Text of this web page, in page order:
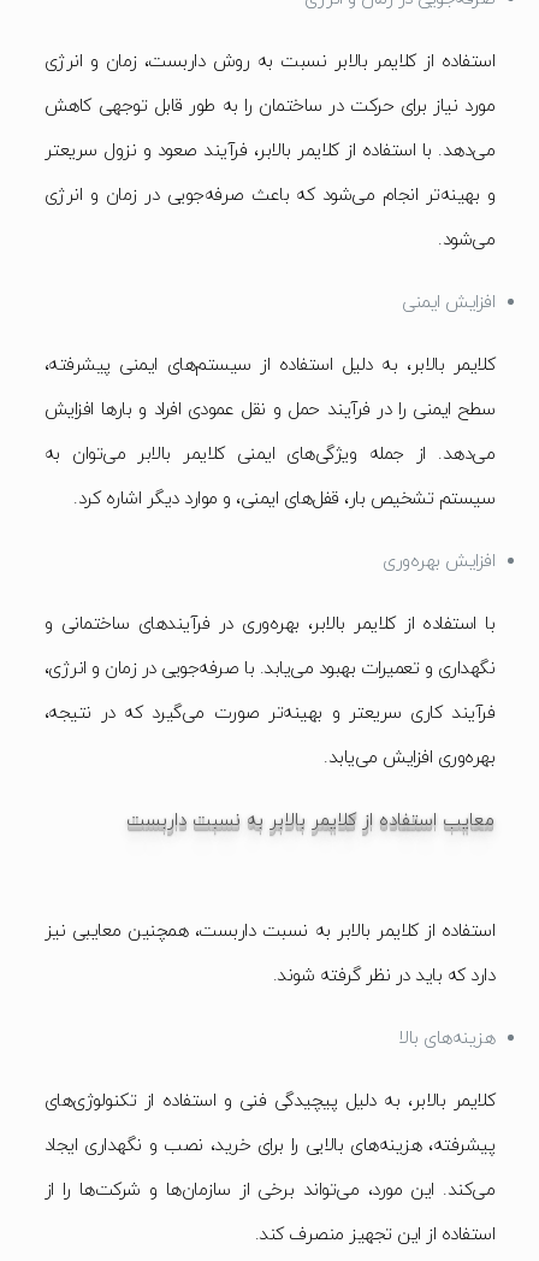
استفاده از کلایمر بالابر نسبت به روش داربست، زمان و انرژی
مورد نیاز برای حرکت در ساختمان را به طور قابل توجهی کاهش
می‌دهد. با استفاده از کلایمر بالابر، فرآیند صعود و نزول سریعتر
و بهینه‌تر انجام می‌شود که باعث صرفه‌جویی در زمان و انرژی
می‌شود.
افزایش ایمنی
کلایمر بالابر، به دلیل استفاده از سیستم‌های ایمنی پیشرفته،
سطح ایمنی را در فرآیند حمل و نقل عمودی افراد و بارها افزایش
می‌دهد. از جمله ویژگی‌های ایمنی کلایمر بالابر می‌توان به
سیستم تشخیص بار، قفل‌های ایمنی، و موارد دیگر اشاره کرد.
افزایش بهره‌وری
با استفاده از کلایمر بالابر، بهره‌وری در فرآیندهای ساختمانی و
نگهداری و تعمیرات بهبود می‌یابد. با صرفه‌جویی در زمان و انرژی،
فرآیند کاری سریعتر و بهینه‌تر صورت می‌گیرد که در نتیجه،
بهره‌وری افزایش می‌یابد.
معایب استفاده از کلایمر بالابر به نسبت داربست
استفاده از کلایمر بالابر به نسبت داربست، همچنین معایبی نیز
دارد که باید در نظر گرفته شوند.
هزینه‌های بالا
کلایمر بالابر، به دلیل پیچیدگی فنی و استفاده از تکنولوژی‌های
پیشرفته، هزینه‌های بالایی را برای خرید، نصب و نگهداری ایجاد
می‌کند. این مورد، می‌تواند برخی از سازمان‌ها و شرکت‌ها را از
استفاده از این تجهیز منصرف کند.